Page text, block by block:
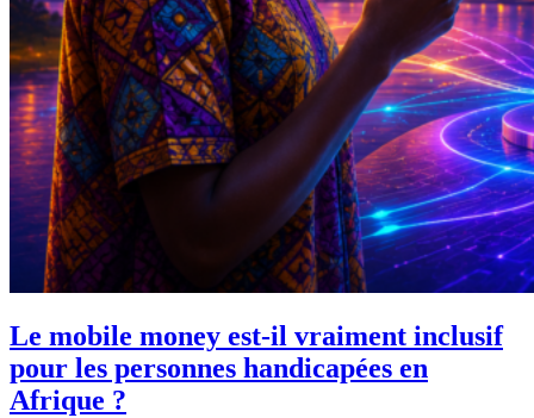
Le mobile money est-il vraiment inclusif
pour les personnes handicapées en
Afrique ?